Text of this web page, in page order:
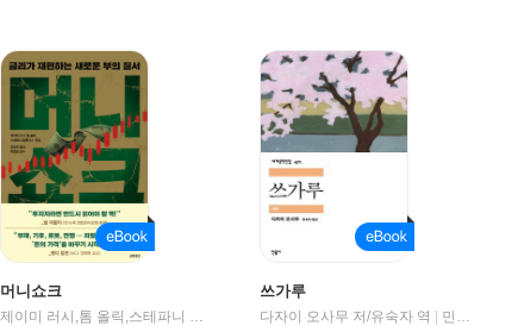
머니쇼크
제이미 러시,톰 올릭,스테파니 플랜더스 편저/임경은 역/박정호 감수 |
교보문고
쓰가루
다자이 오사무 저/유숙자 역
민음사